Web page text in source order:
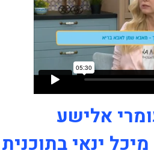
אלישע
ינאי בתוכנית